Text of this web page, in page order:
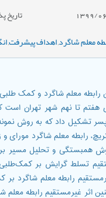
تاریخ
معلم شاگرد,اهداف پیشرفت,
معلم شاگرد و کمک
تشکیل داد که به روش
رابطه معلم شاگرد
همبستگی و تحلیل مسیر
تسلط گرایش بر
رابطه معلم
اثر غیرمستقیم رابطه